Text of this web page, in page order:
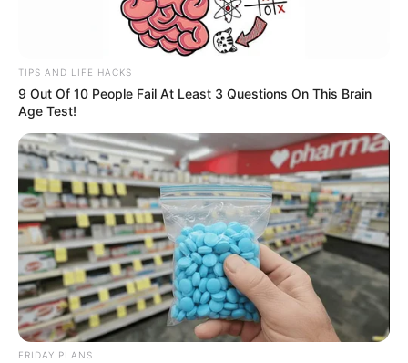
TIPS AND LIFE HACKS
9 Out Of 10 People Fail At Least 3 Questions On This Brain
Age Test!
FRIDAY PLANS